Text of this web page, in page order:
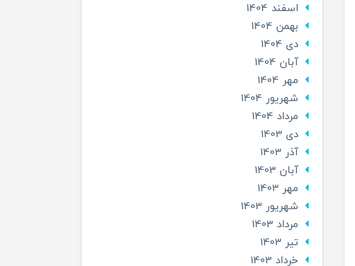
اسفند 1404
بهمن 1404
دی 1404
آبان 1404
مهر 1404
شهریور 1404
مرداد 1404
دی 1403
آذر 1403
آبان 1403
مهر 1403
شهریور 1403
مرداد 1403
تير 1403
خرداد 1403